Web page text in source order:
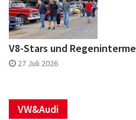
V8-Stars und
27 Juli 2026
VW&Audi